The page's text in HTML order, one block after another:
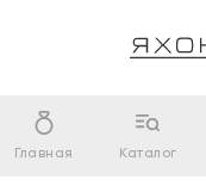
Главная Каталог